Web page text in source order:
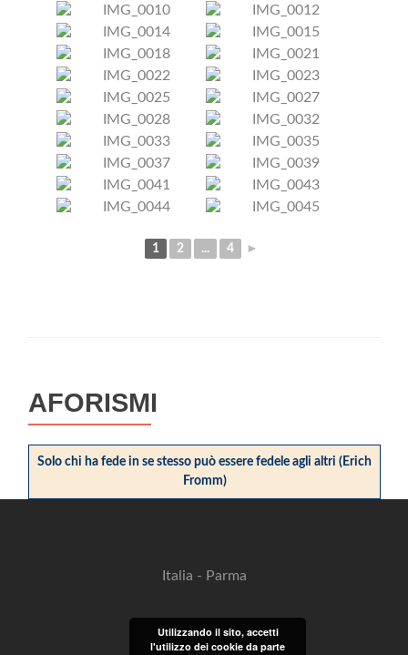
1 2 ... 4 ►
AFORISMI
Solo chi ha fede in se stesso può essere fedele agli altri (Erich
Fromm)
Italia - Parma
Utilizzando il sito, accetti
l'utilizzo dei cookie da parte